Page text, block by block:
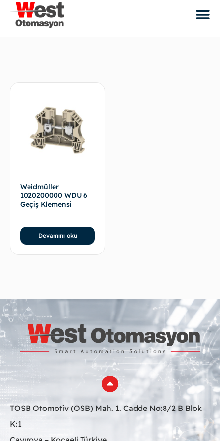
Weidmüller
1020200000 WDU 6
Geçiş Klemensi
Devamını oku
TOSB Otomotiv (OSB) Mah. 1. Cadde No:8/2 B Blok
K:1